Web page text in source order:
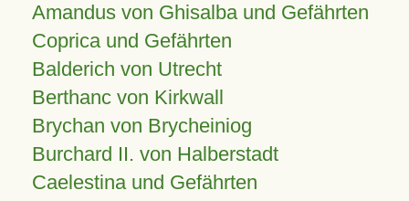
Amandus von Ghisalba und Gefährten
Coprica und Gefährten
Balderich von Utrecht
Berthanc von Kirkwall
Brychan von Brycheiniog
Burchard II. von Halberstadt
Caelestina und Gefährten